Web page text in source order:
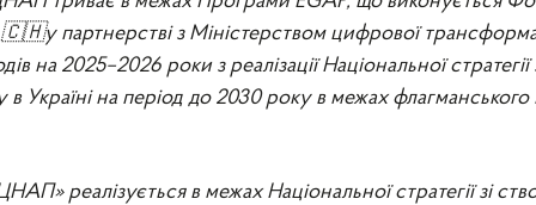
партнерстві з Міністерством цифрової
на 2025–2026 роки з реалізації Національної стратегії
в Україні на період до 2030 року в межах
реалізується в межах Національної стратегії зі